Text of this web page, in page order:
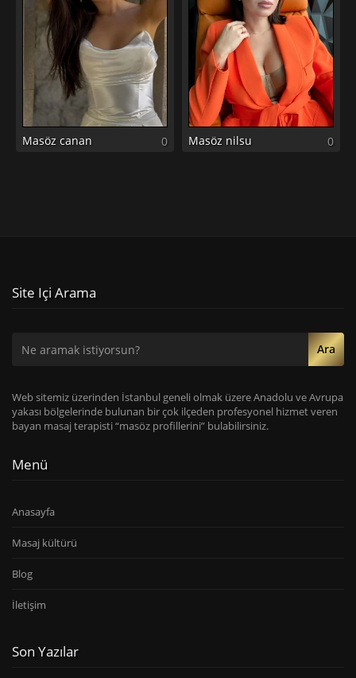
Masöz canan 0 Masöz nilsu 0
Site Içi Arama
Ara
Web sitemiz üzerinden İstanbul geneli olmak üzere Anadolu ve Avrupa
yakası bölgelerinde bulunan bir çok ilçeden profesyonel hizmet veren
bayan masaj terapisti “masöz profillerini” bulabilirsiniz.
Menü
Anasayfa
Masaj kültürü
Blog
İletişim
Son Yazılar